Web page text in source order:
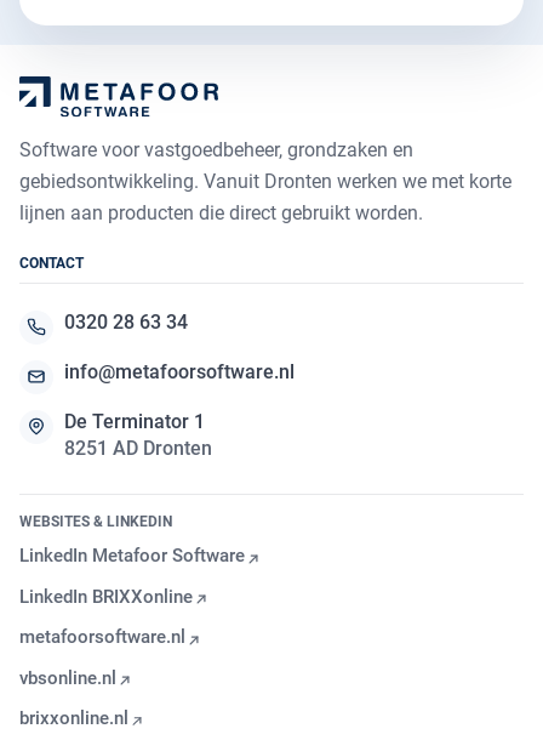
Software voor vastgoedbeheer, grondzaken en
gebiedsontwikkeling. Vanuit Dronten werken we met korte
lijnen aan producten die direct gebruikt worden.
CONTACT
0320 28 63 34
info@metafoorsoftware.nl
De Terminator 1
8251 AD Dronten
WEBSITES & LINKEDIN
LinkedIn Metafoor Software
LinkedIn BRIXXonline
metafoorsoftware.nl
vbsonline.nl
brixxonline.nl